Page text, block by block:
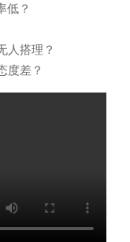
低？
人搭理？
度差？